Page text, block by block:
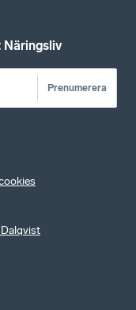
Näringsliv
Prenumerera